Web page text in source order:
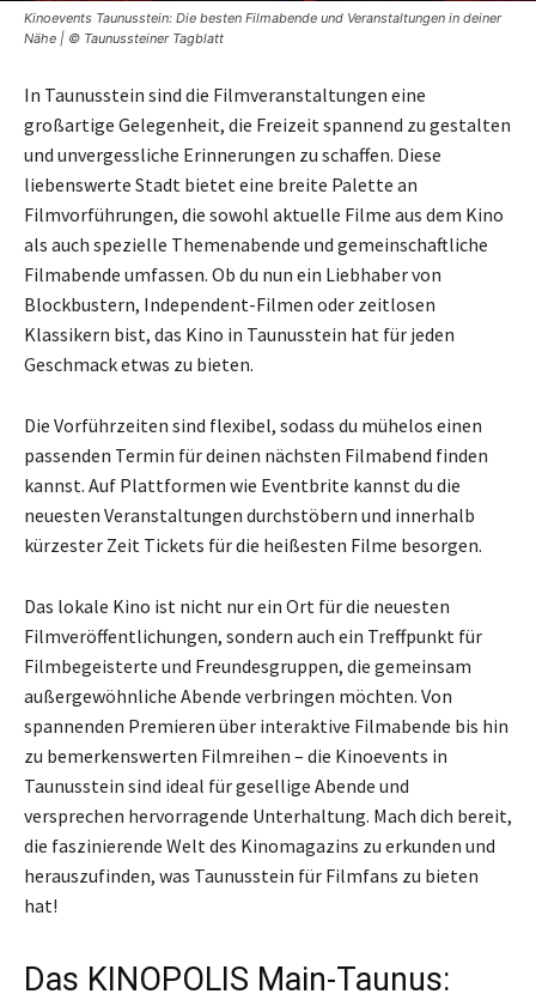
Kinoevents Taunusstein: Die besten Filmabende und Veranstaltungen in deiner
Nähe | © Taunussteiner Tagblatt
In Taunusstein sind die Filmveranstaltungen eine
großartige Gelegenheit, die Freizeit spannend zu gestalten
und unvergessliche Erinnerungen zu schaffen. Diese
liebenswerte Stadt bietet eine breite Palette an
Filmvorführungen, die sowohl aktuelle Filme aus dem Kino
als auch spezielle Themenabende und gemeinschaftliche
Filmabende umfassen. Ob du nun ein Liebhaber von
Blockbustern, Independent-Filmen oder zeitlosen
Klassikern bist, das Kino in Taunusstein hat für jeden
Geschmack etwas zu bieten.
Die Vorführzeiten sind flexibel, sodass du mühelos einen
passenden Termin für deinen nächsten Filmabend finden
kannst. Auf Plattformen wie Eventbrite kannst du die
neuesten Veranstaltungen durchstöbern und innerhalb
kürzester Zeit Tickets für die heißesten Filme besorgen.
Das lokale Kino ist nicht nur ein Ort für die neuesten
Filmveröffentlichungen, sondern auch ein Treffpunkt für
Filmbegeisterte und Freundesgruppen, die gemeinsam
außergewöhnliche Abende verbringen möchten. Von
spannenden Premieren über interaktive Filmabende bis hin
zu bemerkenswerten Filmreihen – die Kinoevents in
Taunusstein sind ideal für gesellige Abende und
versprechen hervorragende Unterhaltung. Mach dich bereit,
die faszinierende Welt des Kinomagazins zu erkunden und
herauszufinden, was Taunusstein für Filmfans zu bieten
hat!
Das KINOPOLIS Main-Taunus: